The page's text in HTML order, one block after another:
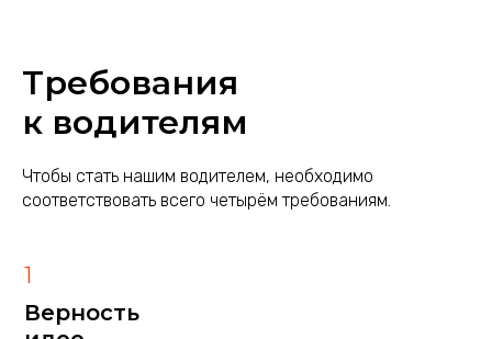
Требования
к водителям
Чтобы стать нашим водителем, необходимо
соответствовать всего четырём требованиям.
1
Верность